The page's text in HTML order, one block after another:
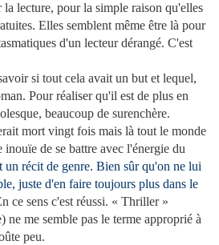
lecture, pour la simple raison qu'elles
Elles semblent même être là pour
d'un lecteur dérangé. C'est
si tout cela avait un but et lequel,
Pour réaliser qu'il est de plus en
beaucoup de surenchère.
mort vingt fois mais là tout le monde
inouïe de se battre avec l'énergie du
un récit de genre. Bien sûr qu'on ne lui
juste d'en faire toujours plus dans le
ce sens c'est réussi. « Thriller »
ne me semble pas le terme approprié à
peu.